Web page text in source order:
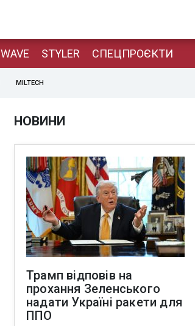
WAVE STYLER СПЕЦПРОЄКТИ
MILTECH
НОВИНИ
Трамп відповів на
прохання Зеленського
надати Україні ракети для
ППО